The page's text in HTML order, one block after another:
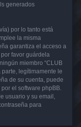
generados
por lo tanto está
la misma
garantiza el acceso a
por favor guárdela
miembro “CLUB
parte, legítimamente le
de su cuenta, puede
el software phpBB.
usuario y su email,
para